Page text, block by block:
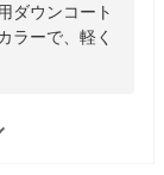
ダウンコート
ラーで、軽く